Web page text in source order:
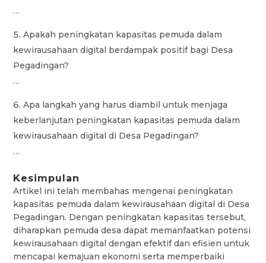
…
Apakah peningkatan kapasitas pemuda dalam
kewirausahaan digital berdampak positif bagi Desa
Pegadingan?
…
Apa langkah yang harus diambil untuk menjaga
keberlanjutan peningkatan kapasitas pemuda dalam
kewirausahaan digital di Desa Pegadingan?
…
Kesimpulan
Artikel ini telah membahas mengenai peningkatan
kapasitas pemuda dalam kewirausahaan digital di Desa
Pegadingan. Dengan peningkatan kapasitas tersebut,
diharapkan pemuda desa dapat memanfaatkan potensi
kewirausahaan digital dengan efektif dan efisien untuk
mencapai kemajuan ekonomi serta memperbaiki